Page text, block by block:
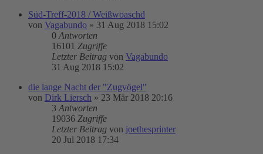
Süd-Treff-2018 / Weißwoaschd
von Vagabundo » 31 Aug 2018 15:02
0 Antworten
16101 Zugriffe
Letzter Beitrag von Vagabundo
31 Aug 2018 15:02
die lange Nacht der "Zugvögel"
von Dirk Liersch » 23 Mär 2018 20:16
3 Antworten
19036 Zugriffe
Letzter Beitrag von joethesprinter
20 Jul 2018 17:34